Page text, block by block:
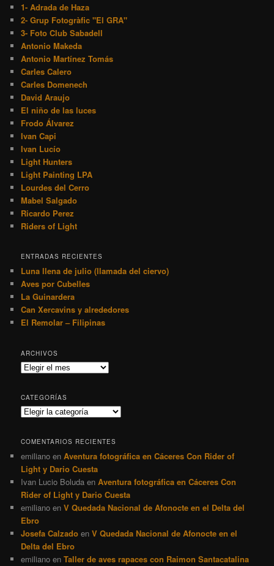
1- Adrada de Haza
2- Grup Fotogràfic "El GRA"
3- Foto Club Sabadell
Antonio Makeda
Antonio Martínez Tomás
Carles Calero
Carles Domenech
David Araujo
El niño de las luces
Frodo Álvarez
Ivan Capi
Ivan Lucío
Light Hunters
Light Painting LPA
Lourdes del Cerro
Mabel Salgado
Ricardo Perez
Riders of Light
ENTRADAS RECIENTES
Luna llena de julio (llamada del ciervo)
Aves por Cubelles
La Guinardera
Can Xercavins y alrededores
El Remolar – Filipinas
ARCHIVOS
Archivos
CATEGORÍAS
Categorías
COMENTARIOS RECIENTES
emiliano enAventura fotográfica en Cáceres Con Rider of
Light y Dario Cuesta
Ivan Lucio Boluda enAventura fotográfica en Cáceres Con
Rider of Light y Dario Cuesta
emiliano enV Quedada Nacional de Afonocte en el Delta del
Ebro
Josefa Calzado enV Quedada Nacional de Afonocte en el
Delta del Ebro
emiliano enTaller de aves rapaces con Raimon Santacatalina